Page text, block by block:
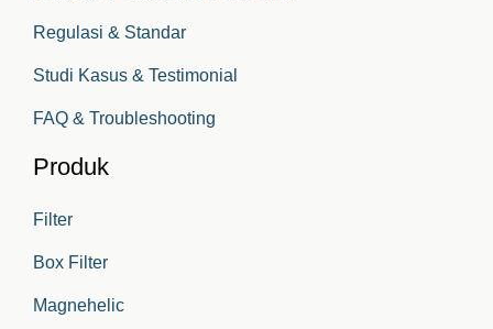
Regulasi & Standar
Studi Kasus & Testimonial
FAQ & Troubleshooting
Produk
Filter
Box Filter
Magnehelic